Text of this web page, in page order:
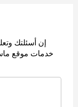
إن أسئلتك
خدمات موقع